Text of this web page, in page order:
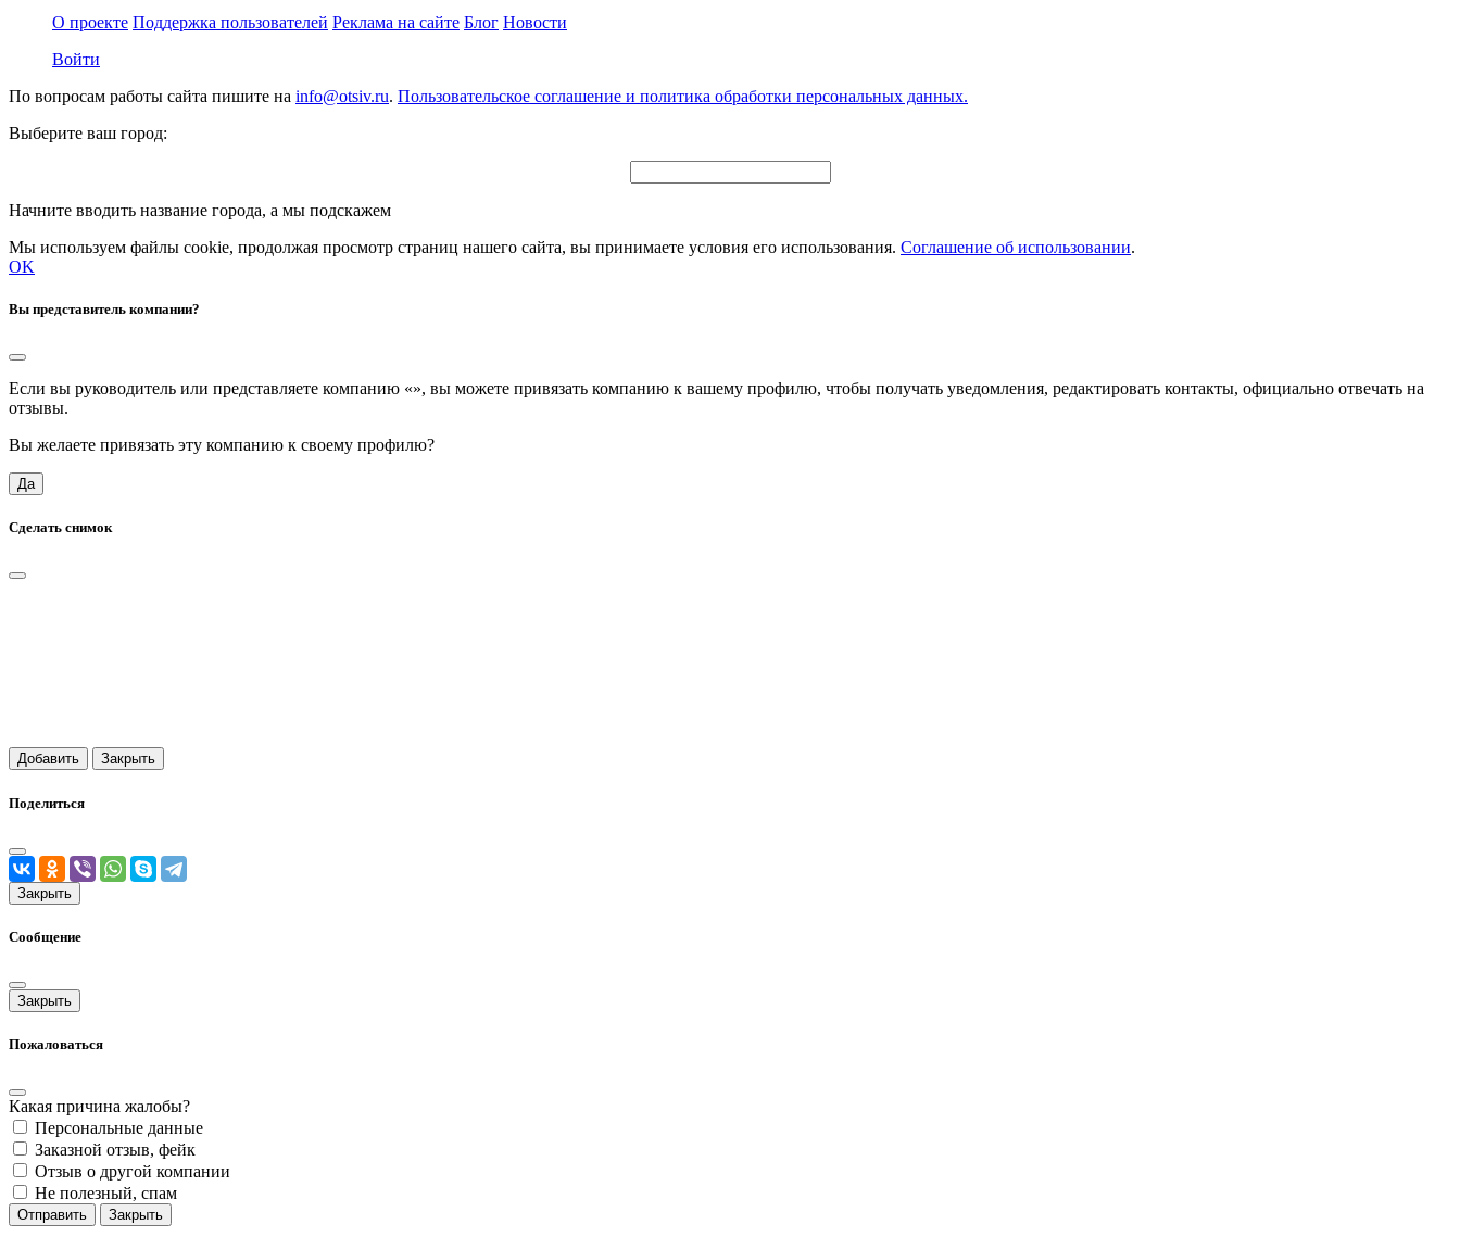
О проекте Поддержка пользователей Реклама на сайте Блог Новости
Войти
По вопросам работы сайта пишите на info@otsiv.ru. Пользовательское соглашение и политика обработки персональных данных.
Выберите ваш город:
Начните вводить название города, а мы подскажем
Мы используем файлы cookie, продолжая просмотр страниц нашего сайта, вы принимаете условия его использования. Соглашение об использовании.
OK
Вы представитель компании?
Если вы руководитель или представляете компанию «», вы можете привязать компанию к вашему профилю, чтобы получать уведомления, редактировать контакты, официально отвечать на
отзывы.
Вы желаете привязать эту компанию к своему профилю?
Да
Сделать снимок
Добавить Закрыть
Поделиться
Закрыть
Сообщение
Закрыть
Пожаловаться
Какая причина жалобы?
Персональные данные
Заказной отзыв, фейк
Отзыв о другой компании
Не полезный, спам
Отправить Закрыть